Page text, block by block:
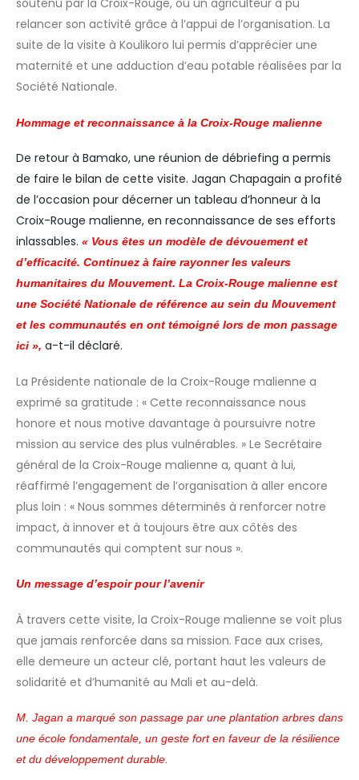
soutenu par la Croix-Rouge, où un agriculteur a pu
relancer son activité grâce à l’appui de l’organisation. La
suite de la visite à Koulikoro lui permis d’apprécier une
maternité et une adduction d’eau potable réalisées par la
Société Nationale.
Hommage et reconnaissance à la Croix-Rouge malienne
De retour à Bamako, une réunion de débriefing a permis
de faire le bilan de cette visite. Jagan Chapagain a profité
de l’occasion pour décerner un tableau d’honneur à la
Croix-Rouge malienne, en reconnaissance de ses efforts
inlassables. « Vous êtes un modèle de dévouement et
d’efficacité. Continuez à faire rayonner les valeurs
humanitaires du Mouvement. La Croix-Rouge malienne est
une Société Nationale de référence au sein du Mouvement
et les communautés en ont témoigné lors de mon passage
ici », a-t-il déclaré.
La Présidente nationale de la Croix-Rouge malienne a
exprimé sa gratitude : « Cette reconnaissance nous
honore et nous motive davantage à poursuivre notre
mission au service des plus vulnérables. » Le Secrétaire
général de la Croix-Rouge malienne a, quant à lui,
réaffirmé l’engagement de l’organisation à aller encore
plus loin : « Nous sommes déterminés à renforcer notre
impact, à innover et à toujours être aux côtés des
communautés qui comptent sur nous ».
Un message d’espoir pour l’avenir
À travers cette visite, la Croix-Rouge malienne se voit plus
que jamais renforcée dans sa mission. Face aux crises,
elle demeure un acteur clé, portant haut les valeurs de
solidarité et d’humanité au Mali et au-delà.
M. Jagan a marqué son passage par une plantation arbres dans
une école fondamentale, un geste fort en faveur de la résilience
et du développement durable.